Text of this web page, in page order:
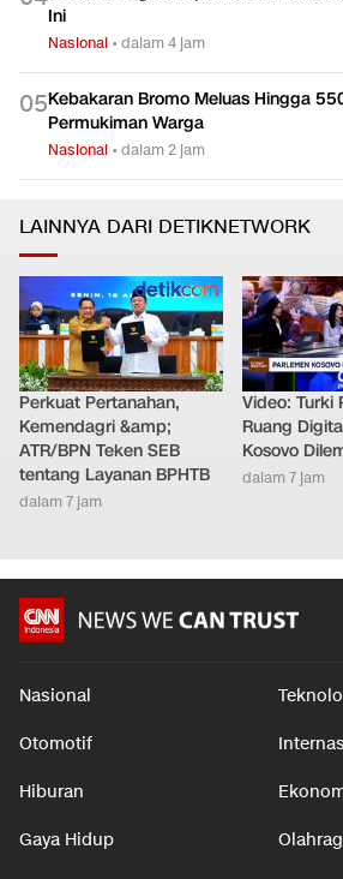
Ini
Nasional •dalam 4 jam
05Kebakaran Bromo Meluas Hingga
Permukiman Warga
Nasional •dalam 2 jam
LAINNYA DARI DETIKNETWORK
Perkuat Pertanahan,
Kemendagri &amp;
ATR/BPN Teken SEB
tentang Layanan BPHTB
dalam 7 jam
Video: Turki
Ruang
Kosovo
dalam 7 jam
Nasional
Otomotif
Hiburan
Gaya Hidup